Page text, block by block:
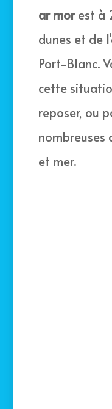
ar morest à
dunes et de
Port-Blanc.
cette
reposer, ou
et mer.